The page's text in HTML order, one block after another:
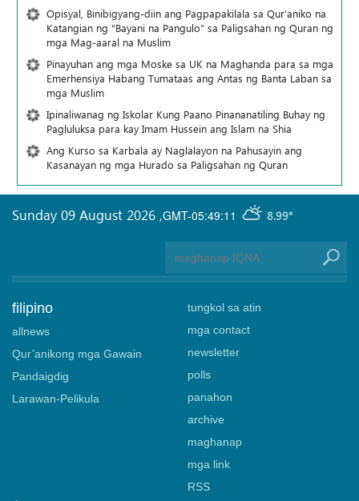
Opisyal, Binibigyang-diin ang Pagpapakilala sa Qur’aniko na
Katangian ng “Bayani na Pangulo” sa Paligsahan ng Quran ng
mga Mag-aaral na Muslim
Pinayuhan ang mga Moske sa UK na Maghanda para sa mga
Emerhensiya Habang Tumataas ang Antas ng Banta Laban sa
mga Muslim
Ipinaliwanag ng Iskolar Kung Paano Pinananatiling Buhay ng
Pagluluksa para kay Imam Hussein ang Islam na Shia
Ang Kurso sa Karbala ay Naglalayon na Pahusayin ang
Kasanayan ng mga Hurado sa Paligsahan ng Quran
GMT-05:49:11 8.99°
Sunday 09 August 2026 ,
filipino
allnews
Qur’anikong mga Gawain
Pandaigdig
Larawan-Pelikula
tungkol sa atin
mga contact
newsletter
polls
panahon
archive
maghanap
mga link
RSS